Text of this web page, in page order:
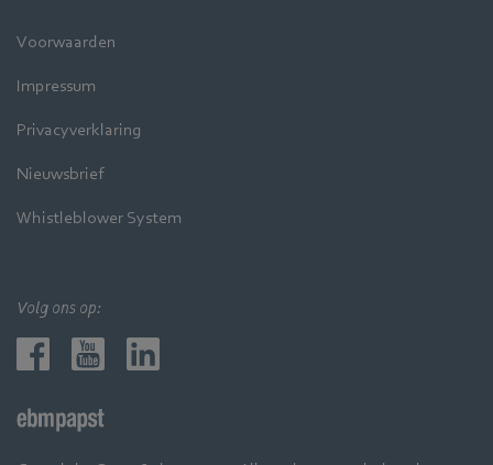
Voorwaarden
Impressum
Privacyverklaring
Nieuwsbrief
Whistleblower System
Volg ons op: